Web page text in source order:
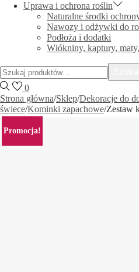
Uprawa i ochrona roślin
Naturalne środki
Nawozy i odżywki do
Podłoża i dodatki
Włókniny, kaptury,
Szukać:>
0
Strona główna/Sklep/Dekoracje do
świece/Kominki zapachowe/Zestaw
Promocja!